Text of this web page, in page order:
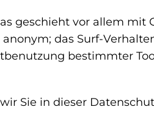
geschieht vor allem mit
das Surf-
bestimmter
Sie in dieser